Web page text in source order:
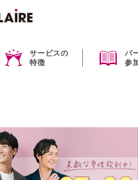
サービスの
特徴
パ
参